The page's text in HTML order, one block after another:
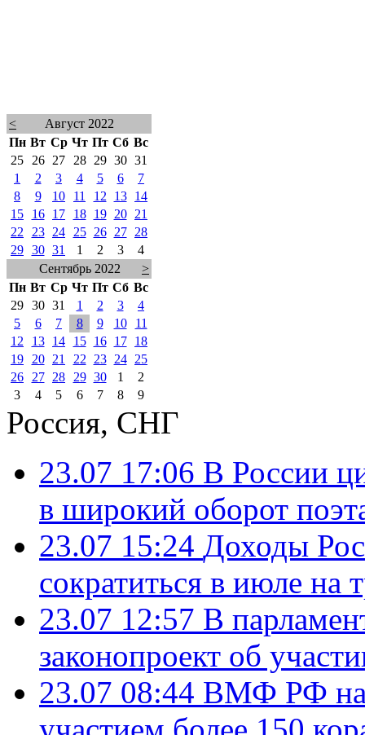
<
Август 2022
Пн Вт Ср Чт Пт Сб Вс
25
26 27 28 29 30 31
1
2 3 4 5 6
7
8
9 10 11 12 13
14
15
16 17 18 19 20
21
22
23 24 25 26 27
28
29 30 31 1 2 3
4
Сентябрь 2022
>
Пн Вт Ср Чт Пт Сб Вс
29 30 31 1 2 3
4
5
6 7 8 9 10
11
12
13 14 15 16 17
18
19
20 21 22 23 24
25
26
27 28 29 30 1
2
3
4 5 6 7 8 9
Россия, СНГ
23.07 17:06 В России
в широкий оборот
23.07 15:24 Доходы
сократиться в июле на
23.07 12:57 В
законопроект об
23.07 08:44 ВМФ РФ